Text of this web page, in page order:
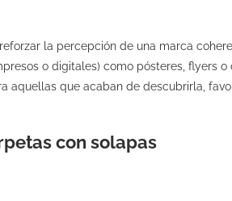
la percepción de una marca
o digitales) como pósteres, flyers o
aquellas que acaban de descubrirla,
con solapas